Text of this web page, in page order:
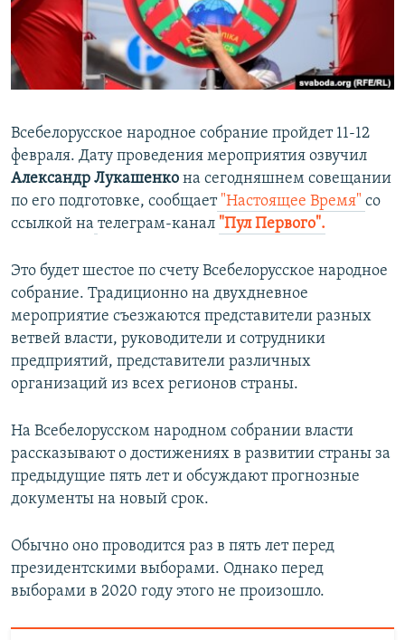
ПОБЕДИТЕЛЕЙ НЕ СУДЯТ?
КРЫМ.НЕПОКОРЕННЫЙ
ПРИСОЕДИНЯЙТЕСЬ!
Все сайты RFE/RL
Всебелорусское народное собрание пройдет 11-12
февраля. Дату проведения мероприятия озвучил
Александр Лукашенко на сегодняшнем совещании
по его подготовке, сообщает "Настоящее Время" со
ссылкой на телеграм-канал "Пул Первого".
Это будет шестое по счету Всебелорусское народное
собрание. Традиционно на двухдневное
мероприятие съезжаются представители разных
ветвей власти, руководители и сотрудники
предприятий, представители различных
организаций из всех регионов страны.
На Всебелорусском народном собрании власти
рассказывают о достижениях в развитии страны за
предыдущие пять лет и обсуждают прогнозные
документы на новый срок.
Обычно оно проводится раз в пять лет перед
президентскими выборами. Однако перед
выборами в 2020 году этого не произошло.